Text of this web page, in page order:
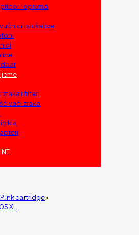
i oprema
i slušalice
i filteri
zraka
Ink cartridge>
XL